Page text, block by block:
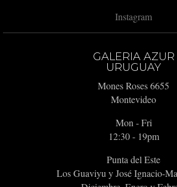
Instagram
GALERIA AZUR
URUGUAY
Mones Roses 6655
Montevideo
Mon - Fri
12:30 - 19pm
Punta del Este
Los Guaviyu y José Ignacio-